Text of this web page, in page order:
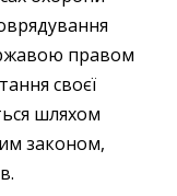
правом
своєї
шляхом
законом,